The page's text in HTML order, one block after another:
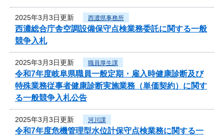
2025年3月3日更新 西濃県事務所
西濃総合庁舎空調設備保守点検業務委託に関する一般
競争入札
2025年3月3日更新 職員厚生課
令和7年度岐阜県職員一般定期・雇入時健康診断及び
特殊業務従事者健康診断実施業務（単価契約）に関す
る一般競争入札公告
2025年3月3日更新 河川課
令和7年度危機管理型水位計保守点検業務に関する一